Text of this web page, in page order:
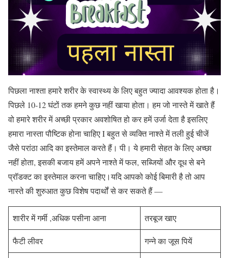
पिछला नाश्ता हमारे शरीर के स्वास्थ्य के लिए बहुत ज्यादा आवश्यक होता है।
पिछले 10-12 घंटों तक हमने कुछ नहीं खाया होता। हम जो नास्ते में खाते हैं
वो हमारे शरीर में अच्छी प्रकार अवशोषित हो कर हमें उर्जा देता है इसलिए
हमारा नास्ता पौष्टिक होना चाहिए I बहुत से व्यक्ति नाश्ते में तली हुई चीजें
जैसे परांठा आदि का इस्तेमाल करते हैं। पी। ये हमारी सेहत के लिए अच्छा
नहीं होता, इसकी बजाय हमें अपने नाश्ते में फल, सब्जियों और दूध से बने
प्रॉडक्ट का इस्तेमाल करना चाहिए।यदि आपको कोई बिमारी है तो आप
नास्ते की शुरुआत कुछ विशेष पदार्थों से कर सकते हैं —
शारीर में गर्मी ,अधिक पसीना आना तरबूज खाए
फैटी लीवर गन्ने का जूस पियें